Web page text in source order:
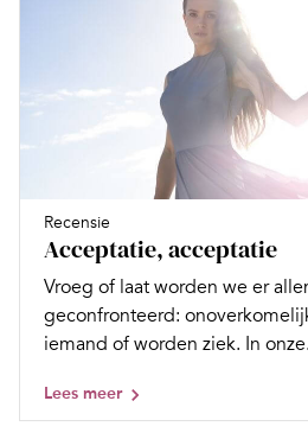
Recensie
Acceptatie, acceptatie
Vroeg of laat worden we er
geconfronteerd:
iemand of worden ziek. In
Lees meer